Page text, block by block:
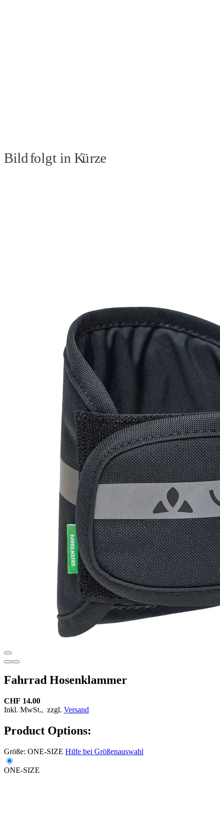
Fahrrad Hosenklammer
CHF 14.00
Inkl. MwSt., zzgl. Versand
Product Options:
Größe: ONE-SIZE Hilfe bei Größenauswahl
ONE-SIZE